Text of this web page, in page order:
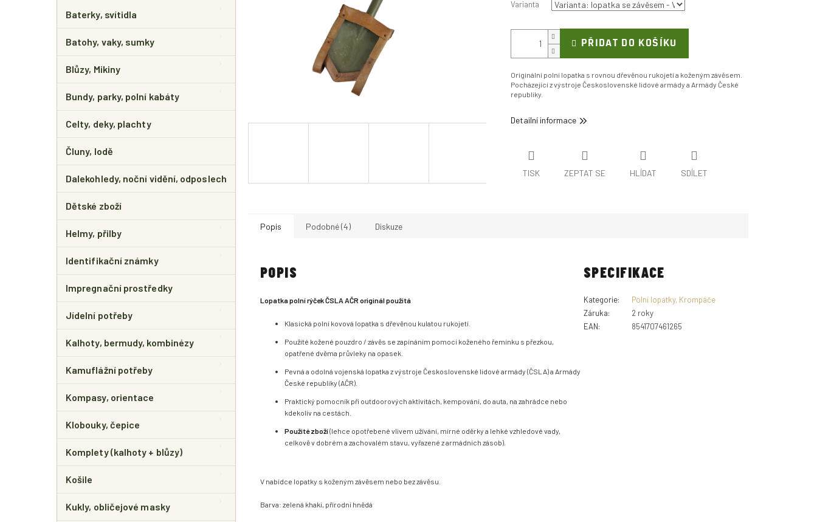
Baterky, svítidla
Batohy, vaky, sumky
Blůzy, Mikiny
Bundy, parky, polní kabáty
Celty, deky, plachty
Čluny, lodě
Dalekohledy, noční vidění, odposlech
Dětské zboží
Helmy, přilby
Identifikační známky
Impregnační prostředky
Jídelní potřeby
Kalhoty, bermudy, kombinézy
Kamuflážní potřeby
Kompasy, orientace
Klobouky, čepice
Komplety (kalhoty + blůzy)
Košile
Kukly, obličejové masky
Varianta
PŘIDAT DO KOŠÍKU
Originální polní lopatka s rovnou dřevěnou rukojetí a koženým závěsem.
Pocházející z výstroje Československé lidové armády a Armády České
republiky.
Detailní informace
TISK ZEPTAT SE HLÍDAT SDÍLET
Popis Podobné (4) Diskuze
POPIS
Lopatka polní rýček ČSLA AČR originál použitá
Klasická polní kovová lopatka s dřevěnou kulatou rukojetí.
Použité kožené pouzdro / závěs se zapínáním pomocí koženého řemínku s přezkou,
opatřené dvěma průvleky na opasek.
Pevná a odolná vojenská lopatka z výstroje Československé lidové armády (ČSLA) a Armády
České republiky (AČR).
Praktický pomocník při outdoorových aktivitách, kempování, do auta, na zahrádce nebo
kdekoliv na cestách.
Použité zboží(lehce opotřebené vlivem užívání, mírné oděrky a lehké vzhledové vady,
celkově v dobrém a zachovalém stavu, vyřazené z armádních zásob).
V nabídce lopatky s koženým závěsem nebo bez závěsu.
Barva: zelená khaki, přírodní hnědá
SPECIFIKACE
Kategorie:
Polní lopatky, Krompáče
Záruka:
2 roky
EAN: 8541707461265